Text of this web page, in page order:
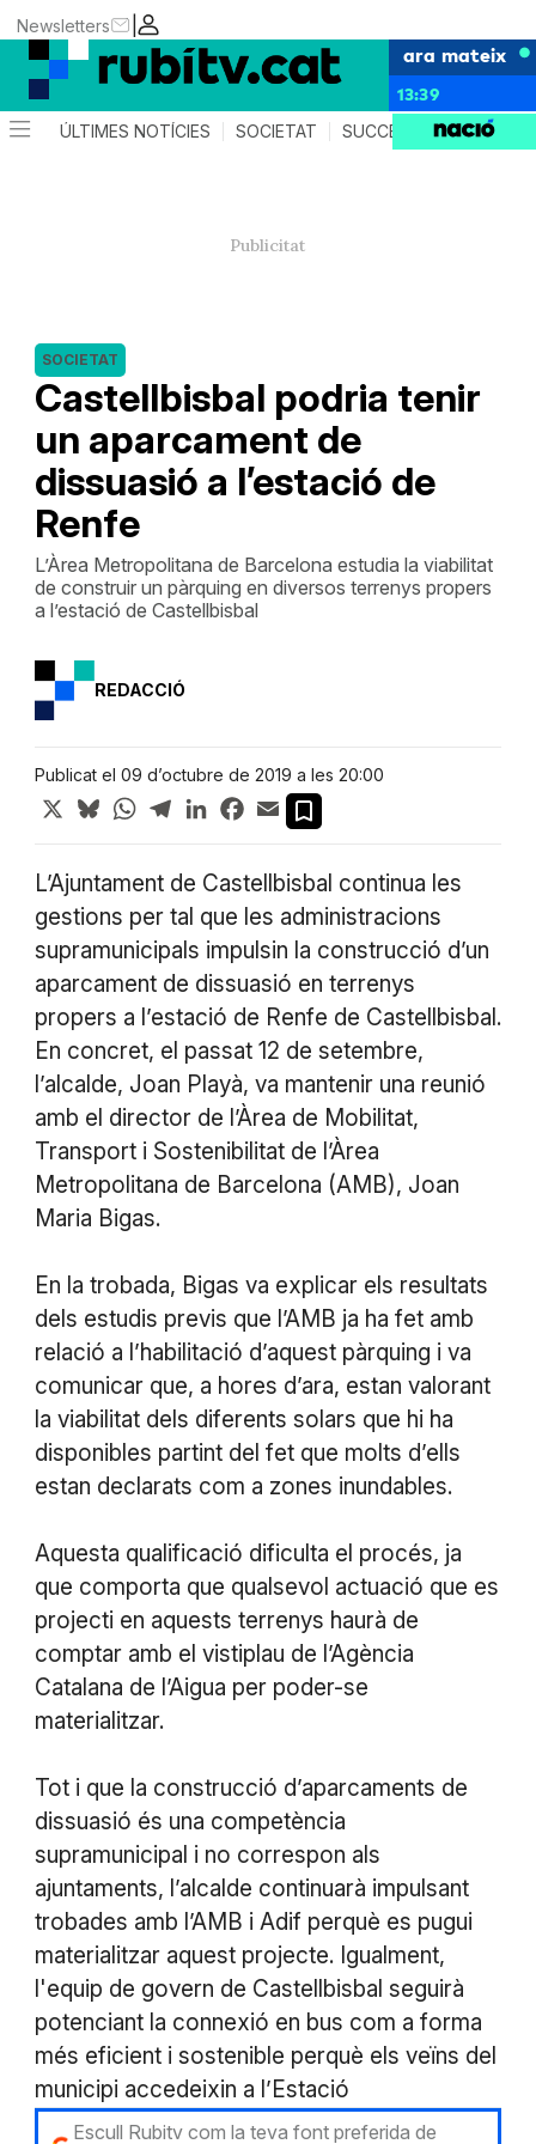
|
Newsletters
ara mateix
13:39
ÚLTIMES NOTÍCIES SOCIETAT SUCCESSOS
Castellbisbal podria tenir
un aparcament de
dissuasió a l’estació de
Renfe
SOCIETAT
L’Àrea Metropolitana de Barcelona estudia la viabilitat
de construir un pàrquing en diversos terrenys propers
a l’estació de Castellbisbal
REDACCIÓ
Publicat el 09 d’octubre de 2019 a les 20:00
X BlueskyWhatsApp
TelegramLinkedInFacebook
Email
L’Ajuntament de Castellbisbal continua les
gestions per tal que les administracions
supramunicipals impulsin la construcció d’un
aparcament de dissuasió en terrenys
propers a l’estació de Renfe de Castellbisbal.
En concret, el passat 12 de setembre,
l’alcalde, Joan Playà, va mantenir una reunió
amb el director de l’Àrea de Mobilitat,
Transport i Sostenibilitat de l’Àrea
Metropolitana de Barcelona (AMB), Joan
Maria Bigas.
En la trobada, Bigas va explicar els resultats
dels estudis previs que l’AMB ja ha fet amb
relació a l’habilitació d’aquest pàrquing i va
comunicar que, a hores d’ara, estan valorant
la viabilitat dels diferents solars que hi ha
disponibles partint del fet que molts d’ells
estan declarats com a zones inundables.
Aquesta qualificació dificulta el procés, ja
que comporta que qualsevol actuació que es
projecti en aquests terrenys haurà de
comptar amb el vistiplau de l’Agència
Catalana de l’Aigua per poder-se
materialitzar.
Tot i que la construcció d’aparcaments de
dissuasió és una competència
supramunicipal i no correspon als
ajuntaments, l’alcalde continuarà impulsant
trobades amb l’AMB i Adif perquè es pugui
materialitzar aquest projecte. Igualment,
l'equip de govern de Castellbisbal seguirà
potenciant la connexió en bus com a forma
més eficient i sostenible perquè els veïns del
municipi accedeixin a l’Estació
Escull Rubitv com la teva font preferida de